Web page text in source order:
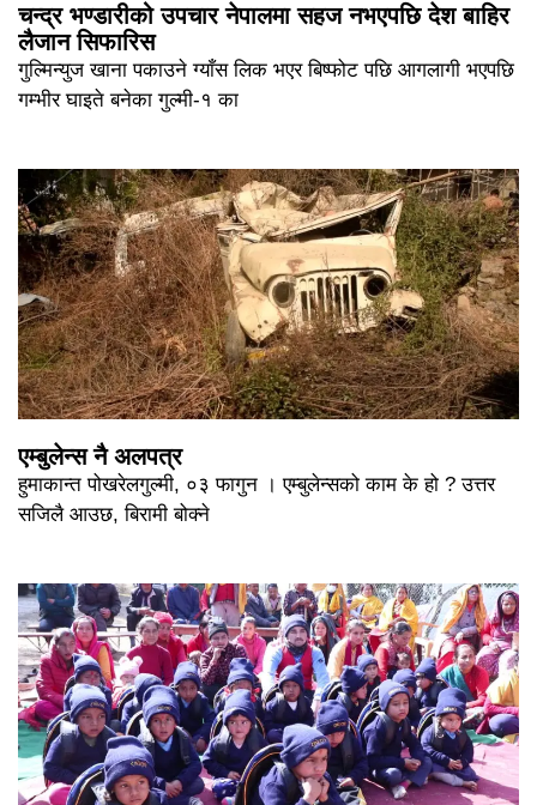
चन्द्र भण्डारीको उपचार नेपालमा सहज नभएपछि देश बाहिर
लैजान सिफारिस
गुल्मिन्युज खाना पकाउने ग्याँस लिक भएर बिष्फोट पछि आगलागी भएपछि
गम्भीर घाइते बनेका गुल्मी-१ का
एम्बुलेन्स नै अलपत्र
हुमाकान्त पोखरेलगुल्मी, ०३ फागुन । एम्बुलेन्सको काम के हो ? उत्तर
सजिलै आउछ, बिरामी बोक्ने